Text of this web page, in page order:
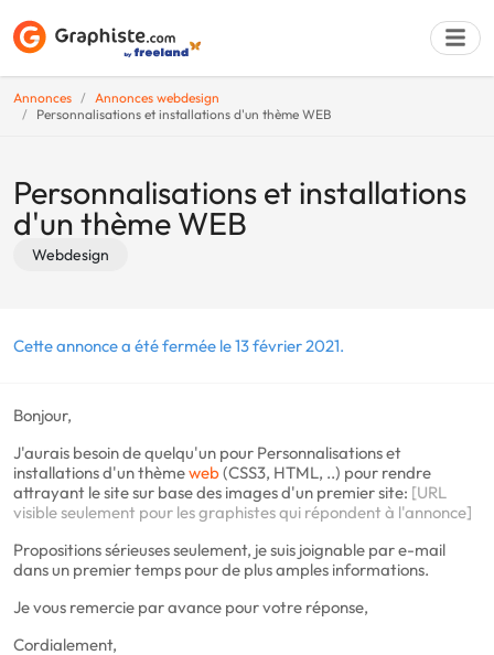
Annonces
Annonces webdesign
Personnalisations et installations d'un thème WEB
Personnalisations et installations
d'un thème WEB
Webdesign
Cette annonce a été fermée le 13 février 2021.
Bonjour,
J'aurais besoin de quelqu'un pour Personnalisations et
installations d'un thèmeweb(CSS3, HTML, ..) pour rendre
attrayant le site sur base des images d'un premier site: [URL
visible seulement pour les graphistes qui répondent à l'annonce]
Propositions sérieuses seulement, je suis joignable par e-mail
dans un premier temps pour de plus amples informations.
Je vous remercie par avance pour votre réponse,
Cordialement,